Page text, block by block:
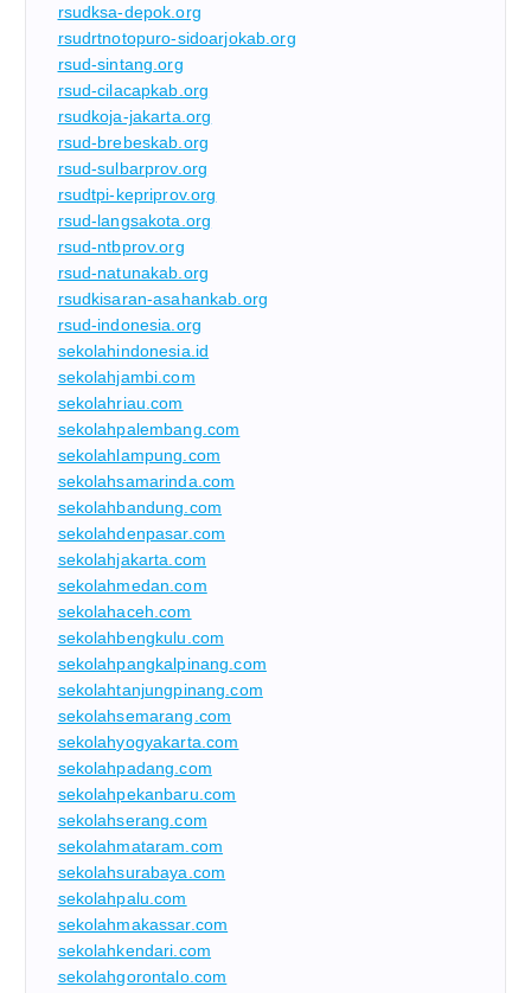
rsudksa-depok.org
rsudrtnotopuro-sidoarjokab.org
rsud-sintang.org
rsud-cilacapkab.org
rsudkoja-jakarta.org
rsud-brebeskab.org
rsud-sulbarprov.org
rsudtpi-kepriprov.org
rsud-langsakota.org
rsud-ntbprov.org
rsud-natunakab.org
rsudkisaran-asahankab.org
rsud-indonesia.org
sekolahindonesia.id
sekolahjambi.com
sekolahriau.com
sekolahpalembang.com
sekolahlampung.com
sekolahsamarinda.com
sekolahbandung.com
sekolahdenpasar.com
sekolahjakarta.com
sekolahmedan.com
sekolahaceh.com
sekolahbengkulu.com
sekolahpangkalpinang.com
sekolahtanjungpinang.com
sekolahsemarang.com
sekolahyogyakarta.com
sekolahpadang.com
sekolahpekanbaru.com
sekolahserang.com
sekolahmataram.com
sekolahsurabaya.com
sekolahpalu.com
sekolahmakassar.com
sekolahkendari.com
sekolahgorontalo.com